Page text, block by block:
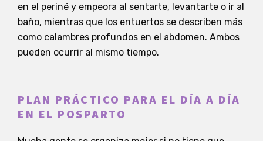
en el periné y empeora al sentarte, levantarte o ir al
baño, mientras que los entuertos se describen más
como calambres profundos en el abdomen. Ambos
pueden ocurrir al mismo tiempo.
PLAN PRÁCTICO PARA EL DÍA A DÍA
EN EL POSPARTO